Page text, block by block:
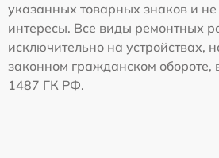
указанных товарных знаков и не
интересы. Все виды ремонтных
исключительно на устройствах,
законном гражданском обороте, в
1487 ГК РФ.